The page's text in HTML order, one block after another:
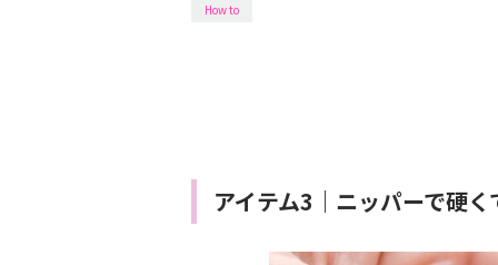
How to
アイテム3｜ニッパーで硬